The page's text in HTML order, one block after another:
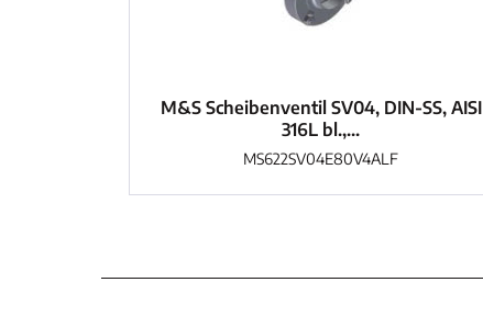
M&S Scheibenventil SV04, DIN-SS, AISI
316L bl.,...
MS622SV04E80V4ALF